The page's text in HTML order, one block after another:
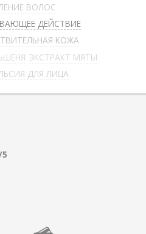
ВОЛОС
ДЕЙСТВИЕ
КОЖА
ЭКСТРАКТ МЯТЫ
ДЛЯ ЛИЦА